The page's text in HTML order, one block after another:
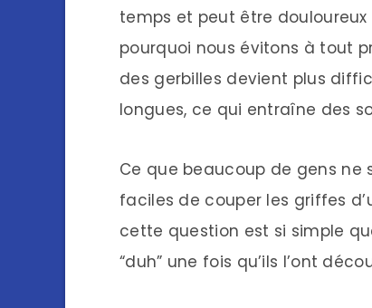
temps et peut être douloureux
pourquoi nous évitons à tout
des gerbilles devient plus
longues, ce qui entraîne des
Ce que beaucoup de gens ne
faciles de couper les griffes
cette question est si simple
“duh” une fois qu’ils l’ont